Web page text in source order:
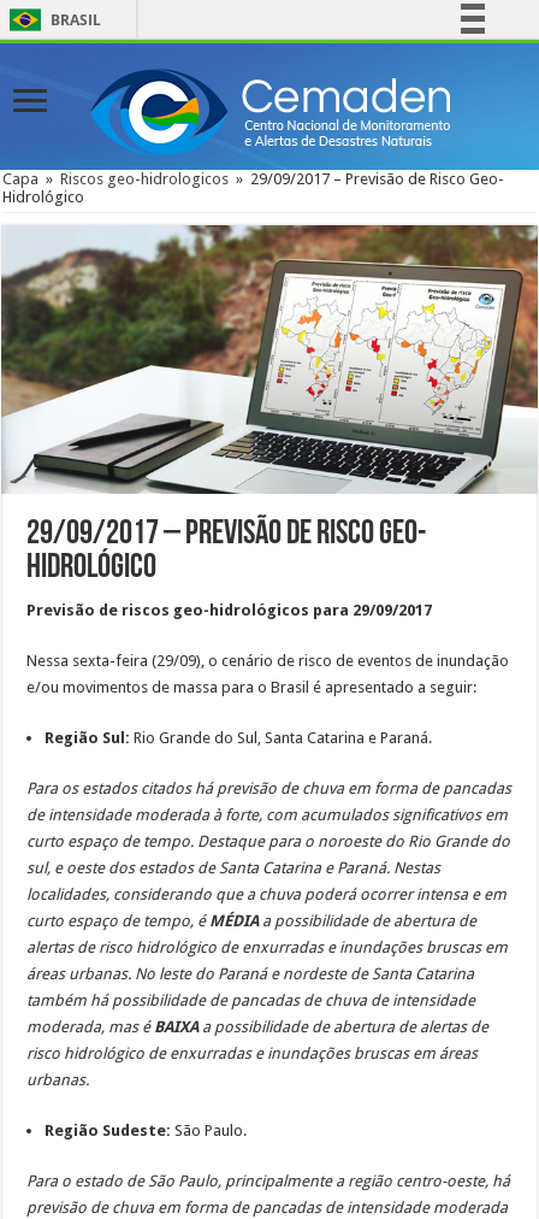
BRASIL
Comunica BR
Participe
Acesso à informação
Canais
Capa » Riscos geo-hidrologicos » 29/09/2017 – Previsão de Risco Geo-
Hidrológico
29/09/2017 – Previsão de Risco Geo-
Hidrológico
Previsão de riscos geo-hidrológicos para 29/09/2017
Nessa sexta-feira (29/09), o cenário de risco de eventos de inundação
e/ou movimentos de massa para o Brasil é apresentado a seguir:
Região Sul:Rio Grande do Sul, Santa Catarina e Paraná.
Para os estados citados há previsão de chuva em forma de pancadas
de intensidade moderada à forte, com acumulados significativos em
curto espaço de tempo. Destaque para o noroeste do Rio Grande do
sul, e oeste dos estados de Santa Catarina e Paraná. Nestas
localidades, considerando que a chuva poderá ocorrer intensa e em
curto espaço de tempo, é MÉDIA a possibilidade de abertura de
alertas de risco hidrológico de enxurradas e inundações bruscas em
áreas urbanas. No leste do Paraná e nordeste de Santa Catarina
também há possibilidade de pancadas de chuva de intensidade
moderada, mas é BAIXA a possibilidade de abertura de alertas de
risco hidrológico de enxurradas e inundações bruscas em áreas
urbanas.
Região Sudeste:São Paulo.
Para o estado de São Paulo, principalmente a região centro-oeste, há
previsão de chuva em forma de pancadas de intensidade moderada